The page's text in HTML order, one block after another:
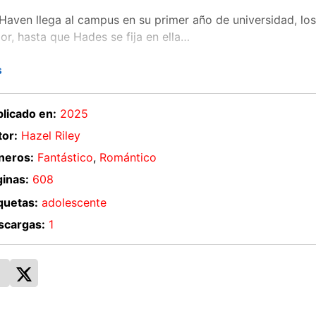
llega al campus en su primer año de universidad,
hasta que Hades se fija en ella…
surge un amor irrefrenable, que pronto se convertirá
los juegos que practican en Yale solo son una
es muy alta y Haven ignora que la pieza principal de la
en: 2025
Hazel Riley
Fantástico, Romántico
608
adolescente
1